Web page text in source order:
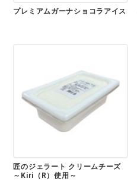
プレミアムガーナショコラアイス
匠のジェラート クリームチーズ
～Kiri（R）使用～